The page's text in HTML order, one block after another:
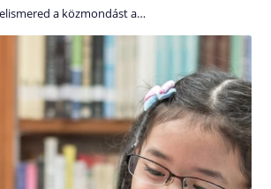
a közmondást a…